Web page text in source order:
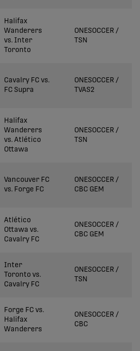
Halifax
Wanderers
vs. Inter
Toronto
ONESOCCER /
TSN
Cavalry FC vs.
FC Supra
ONESOCCER /
TVAS2
Halifax
Wanderers
vs. Atlético
Ottawa
ONESOCCER /
TSN
Vancouver FC
vs. Forge FC
ONESOCCER /
CBC GEM
Atlético
Ottawa vs.
Cavalry FC
ONESOCCER /
CBC GEM
Inter
Toronto vs.
Cavalry FC
ONESOCCER /
TSN
Forge FC vs.
Halifax
Wanderers
ONESOCCER /
CBC